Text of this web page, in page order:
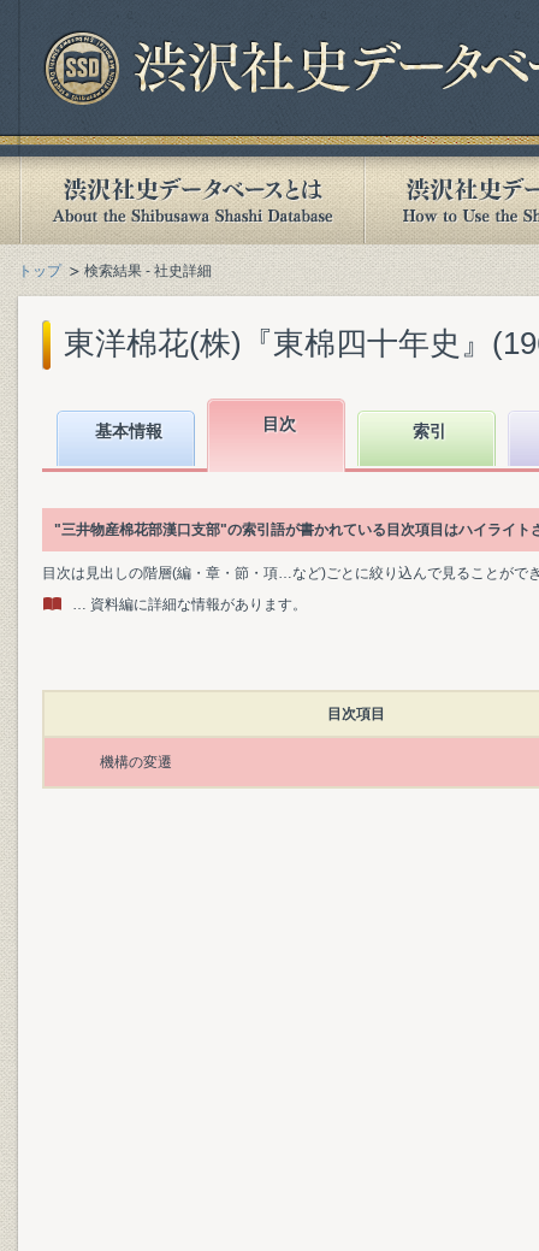
トップ 検索結果 - 社史詳細
東洋棉花(株)『東棉四十年史』
基本情報 目次 索引
"三井物産棉花部漢口支部"の索引語が書かれている目次項目はハイライト
目次は見出しの階層(編・章・節・項…など)ごとに絞り込んで見ることがで
… 資料編に詳細な情報があります。
目次項目
機構の変遷